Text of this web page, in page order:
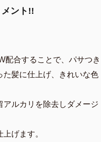
ント!!
配合することで、パサつき
髪に仕上げ、きれいな色
アルカリを除去しダメージ
げます。